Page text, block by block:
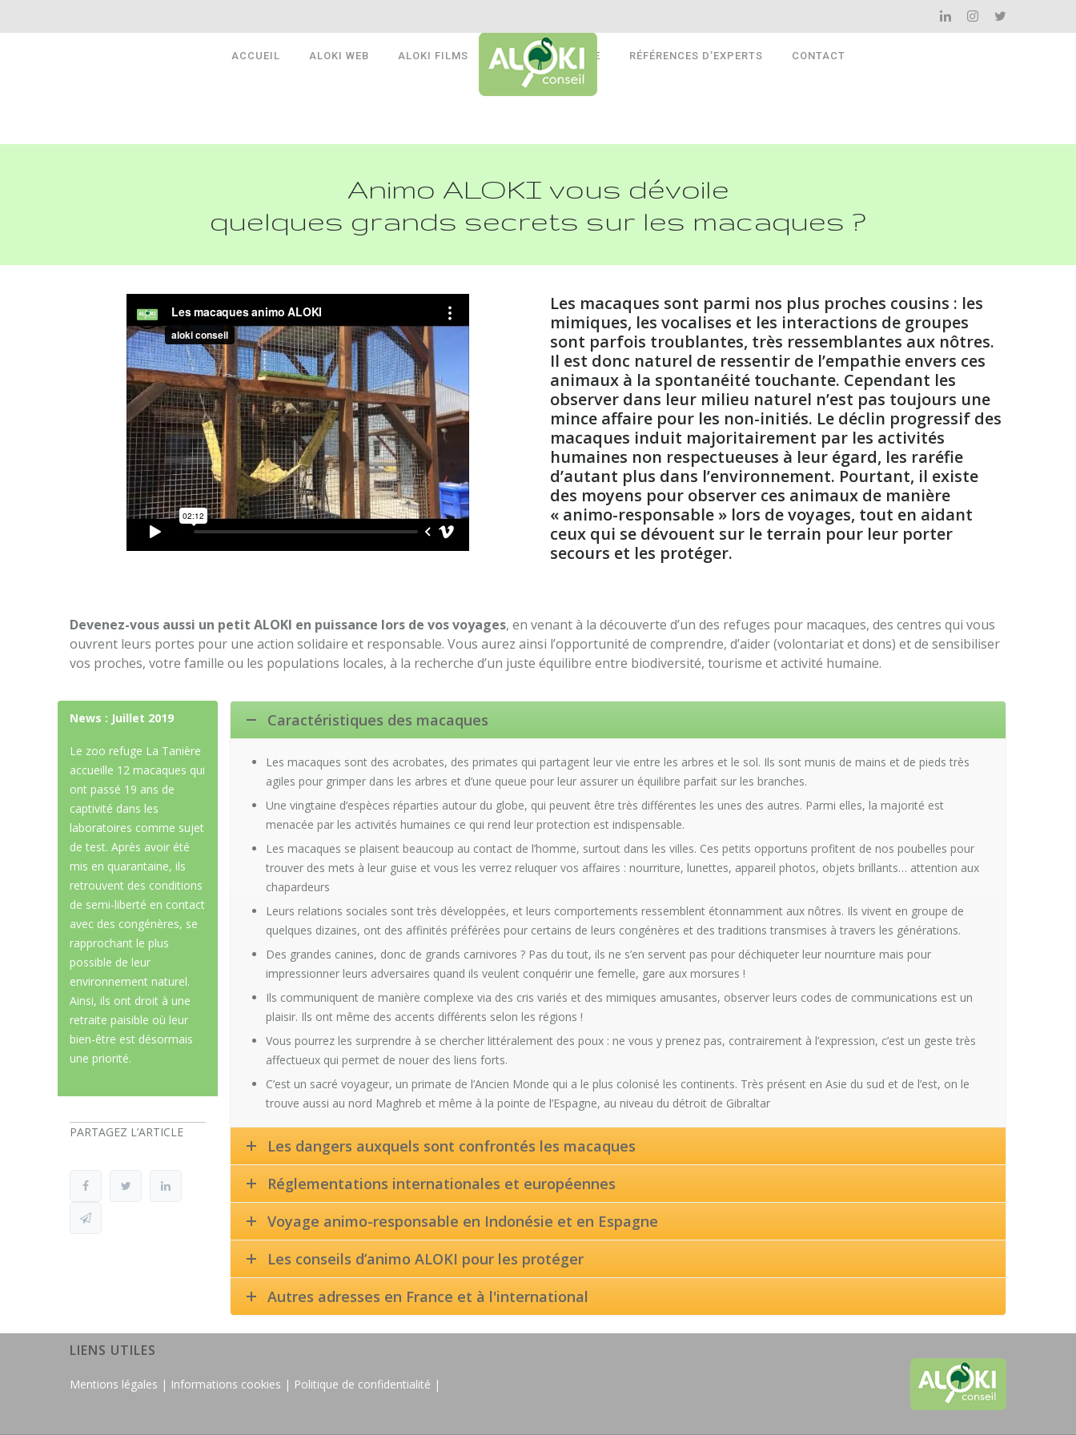
ACCUEIL ALOKI WEB ALOKI FILMS ALOKI AUDITS RSE RÉFÉRENCES D’EXPERTS CONTACT
Animo ALOKI vous dévoile
quelques grands secrets sur les macaques ?
Les macaques sont parmi nos plus proches cousins : les
mimiques, les vocalises et les interactions de groupes
sont parfois troublantes, très ressemblantes aux nôtres.
Il est donc naturel de ressentir de l’empathie envers ces
animaux à la spontanéité touchante. Cependant les
observer dans leur milieu naturel n’est pas toujours une
mince affaire pour les non-initiés. Le déclin progressif des
macaques induit majoritairement par les activités
humaines non respectueuses à leur égard, les raréfie
d’autant plus dans l’environnement. Pourtant, il existe
des moyens pour observer ces animaux de manière
« animo-responsable » lors de voyages, tout en aidant
ceux qui se dévouent sur le terrain pour leur porter
secours et les protéger.
Devenez-vous aussi un petit ALOKI en puissance lors de vos voyages, en venant à la découverte d’un des refuges pour macaques, des centres qui vous
ouvrent leurs portes pour une action solidaire et responsable. Vous aurez ainsi l’opportunité de comprendre, d’aider (volontariat et dons) et de sensibiliser
vos proches, votre famille ou les populations locales, à la recherche d’un juste équilibre entre biodiversité, tourisme et activité humaine.
News : Juillet 2019
Le zoo refuge La Tanière
accueille 12 macaques qui
ont passé 19 ans de
captivité dans les
laboratoires comme sujet
de test. Après avoir été
mis en quarantaine, ils
retrouvent des conditions
de semi-liberté en contact
avec des congénères, se
rapprochant le plus
possible de leur
environnement naturel.
Ainsi, ils ont droit à une
retraite paisible où leur
bien-être est désormais
une priorité.
PARTAGEZ L’ARTICLE
Caractéristiques des macaques
Les macaques sont des acrobates, des primates qui partagent leur vie entre les arbres et le sol. Ils sont munis de mains et de pieds très
agiles pour grimper dans les arbres et d’une queue pour leur assurer un équilibre parfait sur les branches.
Une vingtaine d’espèces réparties autour du globe, qui peuvent être très différentes les unes des autres. Parmi elles, la majorité est
menacée par les activités humaines ce qui rend leur protection est indispensable.
Les macaques se plaisent beaucoup au contact de l’homme, surtout dans les villes. Ces petits opportuns profitent de nos poubelles pour
trouver des mets à leur guise et vous les verrez reluquer vos affaires : nourriture, lunettes, appareil photos, objets brillants… attention aux
chapardeurs
Leurs relations sociales sont très développées, et leurs comportements ressemblent étonnamment aux nôtres. Ils vivent en groupe de
quelques dizaines, ont des affinités préférées pour certains de leurs congénères et des traditions transmises à travers les générations.
Des grandes canines, donc de grands carnivores ? Pas du tout, ils ne s’en servent pas pour déchiqueter leur nourriture mais pour
impressionner leurs adversaires quand ils veulent conquérir une femelle, gare aux morsures !
Ils communiquent de manière complexe via des cris variés et des mimiques amusantes, observer leurs codes de communications est un
plaisir. Ils ont même des accents différents selon les régions !
Vous pourrez les surprendre à se chercher littéralement des poux : ne vous y prenez pas, contrairement à l’expression, c’est un geste très
affectueux qui permet de nouer des liens forts.
C’est un sacré voyageur, un primate de l’Ancien Monde qui a le plus colonisé les continents. Très présent en Asie du sud et de l’est, on le
trouve aussi au nord Maghreb et même à la pointe de l’Espagne, au niveau du détroit de Gibraltar
Les dangers auxquels sont confrontés les macaques
Réglementations internationales et européennes
Voyage animo-responsable en Indonésie et en Espagne
Les conseils d’animo ALOKI pour les protéger
Autres adresses en France et à l'international
LIENS UTILES
Mentions légales | Informations cookies | Politique de confidentialité |